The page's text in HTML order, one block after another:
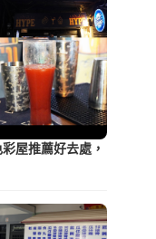
屋推薦好去處，